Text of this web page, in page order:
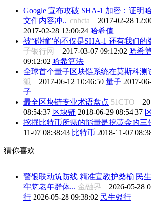
Google 宣布攻破 SHA-1 加密：证明
文件内容冲... cnbeta 2017-02-28
2017-02-28 12:00:24 哈希值
被“碰撞”的不仅是SHA-1 还有我们的
子银行网 2017-03-07 09:12:02 哈希
09:12:02 哈希算法
全球首个量子区块链系统在莫斯科测
狐 2017-06-12 10:46:50 量子 2017-
子
最全区块链专业术语盘点 51CTO
08:54:37 区块链 2018-06-29 08:54:37
挖掘比特币所需的能量是挖黄金的三
11-07 08:38:43 比特币 2018-11-07
猜你喜欢
警银联动筑防线 精准宣教护桑榆 民
牢筑老年群体... 金融界 2026-05-28
行 2026-05-28 09:38:02 民生银行